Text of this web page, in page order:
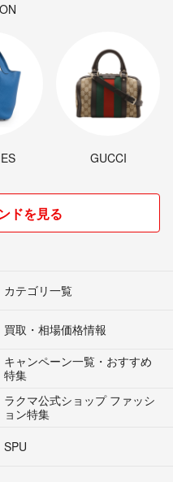
GUCCI
ドを見る
カテゴリ一覧
買取・相場価格情報
キャンペーン一覧・おすすめ
特集
ラクマ公式ショップ ファッシ
ョン特集
SPU